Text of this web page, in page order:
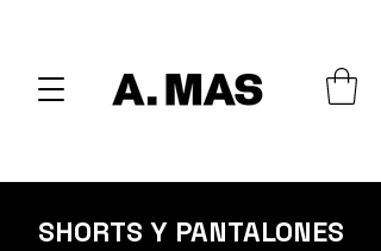
SHORTS Y PANTALONES